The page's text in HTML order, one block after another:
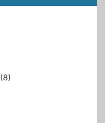
(8)